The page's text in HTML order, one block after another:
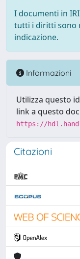
I documenti in
tutti i diritti sono
indicazione.
Informazioni
Utilizza questo
link a questo
https://
Citazioni